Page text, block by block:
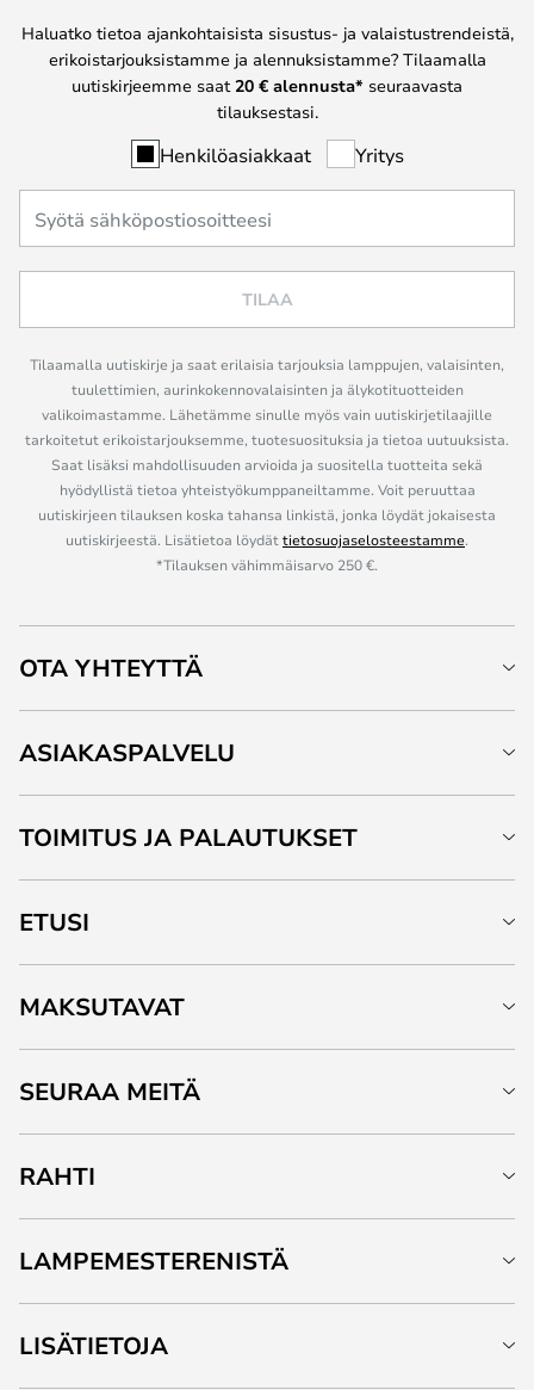
Haluatko tietoa ajankohtaisista sisustus- ja valaistustrendeistä,
erikoistarjouksistamme ja alennuksistamme? Tilaamalla
uutiskirjeemme saat 20 € alennusta* seuraavasta
tilauksestasi.
Henkilöasiakkaat Yritys
TILAA
Tilaamalla uutiskirje ja saat erilaisia tarjouksia lamppujen, valaisinten,
tuulettimien, aurinkokennovalaisinten ja älykotituotteiden
valikoimastamme. Lähetämme sinulle myös vain uutiskirjetilaajille
tarkoitetut erikoistarjouksemme, tuotesuosituksia ja tietoa uutuuksista.
Saat lisäksi mahdollisuuden arvioida ja suositella tuotteita sekä
hyödyllistä tietoa yhteistyökumppaneiltamme. Voit peruuttaa
uutiskirjeen tilauksen koska tahansa linkistä, jonka löydät jokaisesta
uutiskirjeestä. Lisätietoa löydättietosuojaselosteestamme.
*Tilauksen vähimmäisarvo 250 €.
OTA YHTEYTTÄ
ASIAKASPALVELU
TOIMITUS JA PALAUTUKSET
ETUSI
MAKSUTAVAT
SEURAA MEITÄ
RAHTI
LAMPEMESTERENISTÄ
LISÄTIETOJA